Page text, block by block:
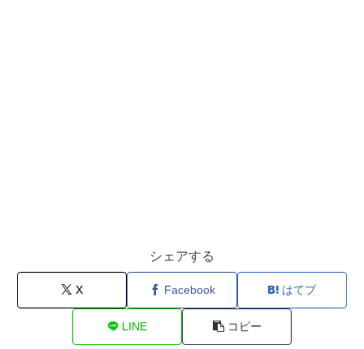
シェアする
X Facebook はてブ
LINE コピー